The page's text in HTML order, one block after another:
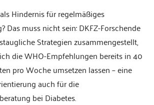
Hindernis für regelmäßiges
Das muss nicht sein: DKFZ-Forschende
Strategien zusammengestellt,
die WHO-Empfehlungen bereits in 40
pro Woche umsetzen lassen – eine
auch für die
bei Diabetes.